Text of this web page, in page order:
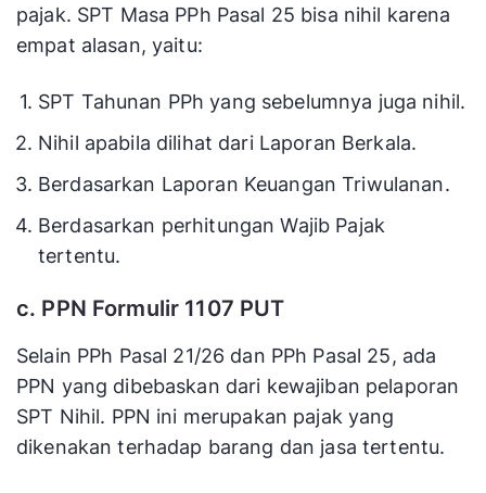
pajak. SPT Masa PPh Pasal 25 bisa nihil karena
empat alasan, yaitu:
SPT Tahunan PPh yang sebelumnya juga nihil.
Nihil apabila dilihat dari Laporan Berkala.
Berdasarkan Laporan Keuangan Triwulanan.
Berdasarkan perhitungan Wajib Pajak
tertentu.
c. PPN Formulir 1107 PUT
Selain PPh Pasal 21/26 dan PPh Pasal 25, ada
PPN yang dibebaskan dari kewajiban pelaporan
SPT Nihil. PPN ini merupakan pajak yang
dikenakan terhadap barang dan jasa tertentu.